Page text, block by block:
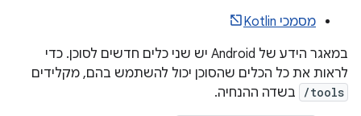
מסמכי Kotlin
במאגר הידע של Android יש שני כלים חדשים לסוכן. כדי
לראות את כל הכלים שהסוכן יכול להשתמש בהם, מקלידים
/tools בשדה ההנחיה.